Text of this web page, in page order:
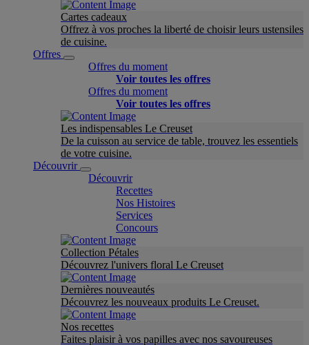
Cartes cadeaux
Offrez à vos proches la liberté de choisir leurs ustensiles
de cuisine.
Offres
Offres du moment
Voir toutes les offres
Offres du moment
Voir toutes les offres
Les indispensables Le Creuset
De la cuisson au service de table, trouvez les essentiels
de votre cuisine.
Découvrir
Découvrir
Recettes
Nos Histoires
Services
Concours
Collection Pétales
Découvrez l'univers floral Le Creuset
Dernières nouveautés
Découvrez les nouveaux produits Le Creuset.
Nos recettes
Faites plaisir à vos papilles avec nos savoureuses